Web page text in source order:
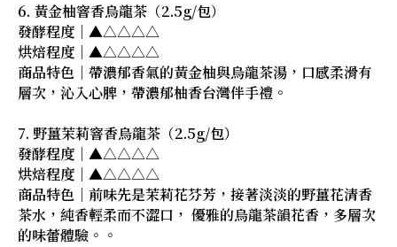
6. 黃金柚窨香烏龍茶（2.5g/包）
發酵程度｜▲△△△△
烘焙程度｜▲△△△△
商品特色｜帶濃郁香氣的黃金柚與烏龍茶湯，口感柔滑有
層次，沁入心脾，帶濃郁柚香台灣伴手禮。
7. 野薑茉莉窨香烏龍茶（2.5g/包）
發酵程度｜▲△△△△
烘焙程度｜▲△△△△
商品特色｜前味先是茉莉花芬芳，接著淡淡的野薑花清香
茶水，純香輕柔而不澀口， 優雅的烏龍茶韻花香，多層次
的味蕾體驗。。